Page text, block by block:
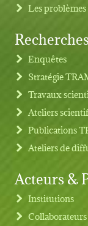
Footer menu
Les problèmes
Enquêtes
Stratégie
Travaux
Ateliers
Publications
Ateliers de
Acteurs &
Institutions
Collaborateurs